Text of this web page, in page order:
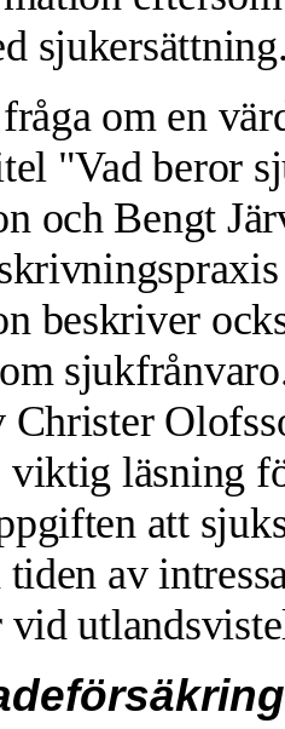
om en
"Vad beror
och Bengt
beskriver
Christer
läsning
att
tiden av